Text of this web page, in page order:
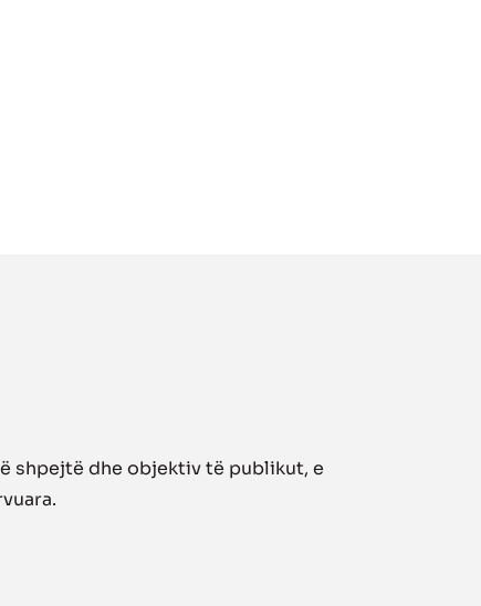
shpejtë dhe objektiv të publikut, e